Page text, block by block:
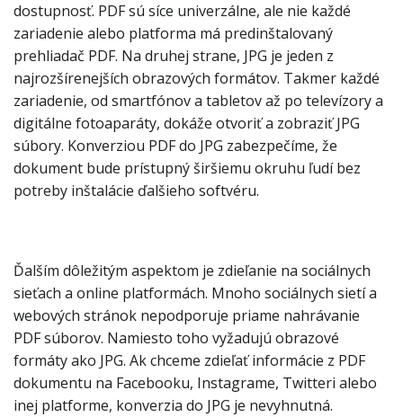
dostupnosť. PDF sú síce univerzálne, ale nie každé
zariadenie alebo platforma má predinštalovaný
prehliadač PDF. Na druhej strane, JPG je jeden z
najrozšírenejších obrazových formátov. Takmer každé
zariadenie, od smartfónov a tabletov až po televízory a
digitálne fotoaparáty, dokáže otvoriť a zobraziť JPG
súbory. Konverziou PDF do JPG zabezpečíme, že
dokument bude prístupný širšiemu okruhu ľudí bez
potreby inštalácie ďalšieho softvéru.
Ďalším dôležitým aspektom je zdieľanie na sociálnych
sieťach a online platformách. Mnoho sociálnych sietí a
webových stránok nepodporuje priame nahrávanie
PDF súborov. Namiesto toho vyžadujú obrazové
formáty ako JPG. Ak chceme zdieľať informácie z PDF
dokumentu na Facebooku, Instagrame, Twitteri alebo
inej platforme, konverzia do JPG je nevyhnutná.